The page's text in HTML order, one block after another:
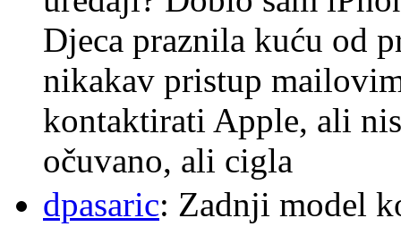
Djeca praznila kuću od
nikakav pristup
kontaktirati Apple, ali
očuvano, ali cigla
dpasaric: Zadnji model